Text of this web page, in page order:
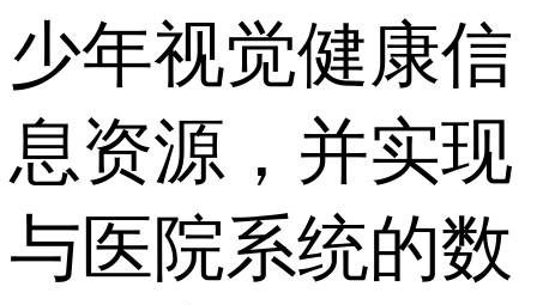
少年视觉健康信
息资源，并实现
与医院系统的数